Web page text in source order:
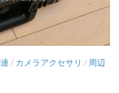
/ カメラアクセサリ / 周辺